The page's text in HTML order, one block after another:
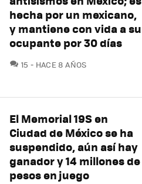
hecha por un mexicano,
y mantiene con vida a su
ocupante por 30 días
15 COMENTARIOS
HACE 8 AÑOS
El Memorial 19S en
Ciudad de México se ha
suspendido, aún así hay
ganador y 14 millones de
pesos en juego